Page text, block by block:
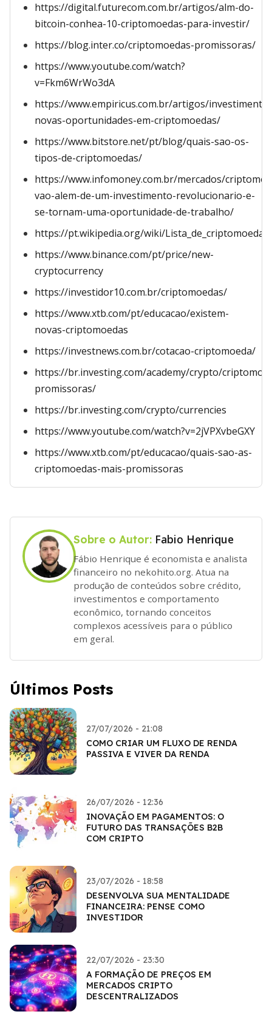
https://digital.futurecom.com.br/artigos/alm-do-
bitcoin-conhea-10-criptomoedas-para-investir/
https://blog.inter.co/criptomoedas-promissoras/
https://www.youtube.com/watch?
v=Fkm6WrWo3dA
https://www.empiricus.com.br/artigos/
novas-oportunidades-em-criptomoedas/
https://www.bitstore.net/pt/blog/quais-sao-os-
tipos-de-criptomoedas/
https://www.infomoney.com.br/mercados/
vao-alem-de-um-investimento-revolucionario-e-
se-tornam-uma-oportunidade-de-trabalho/
https://pt.wikipedia.org/wiki/Lista_de_criptomoedas
https://www.binance.com/pt/price/new-
cryptocurrency
https://investidor10.com.br/criptomoedas/
https://www.xtb.com/pt/educacao/existem-
novas-criptomoedas
https://investnews.com.br/cotacao-criptomoeda/
https://br.investing.com/academy/crypto/
promissoras/
https://br.investing.com/crypto/currencies
https://www.youtube.com/watch?v=2jVPXvbeGXY
https://www.xtb.com/pt/educacao/quais-sao-as-
criptomoedas-mais-promissoras
Sobre o Autor: Fabio Henrique
Fábio Henrique é economista e analista
financeiro no nekohito.org. Atua na
produção de conteúdos sobre crédito,
investimentos e comportamento
econômico, tornando conceitos
complexos acessíveis para o público
em geral.
Últimos Posts
27/07/2026 - 21:08
COMO CRIAR UM FLUXO DE RENDA
PASSIVA E VIVER DA RENDA
26/07/2026 - 12:36
INOVAÇÃO EM PAGAMENTOS: O
FUTURO DAS TRANSAÇÕES B2B
COM CRIPTO
23/07/2026 - 18:58
DESENVOLVA SUA MENTALIDADE
FINANCEIRA: PENSE COMO
INVESTIDOR
22/07/2026 - 23:30
A FORMAÇÃO DE PREÇOS EM
MERCADOS CRIPTO
DESCENTRALIZADOS